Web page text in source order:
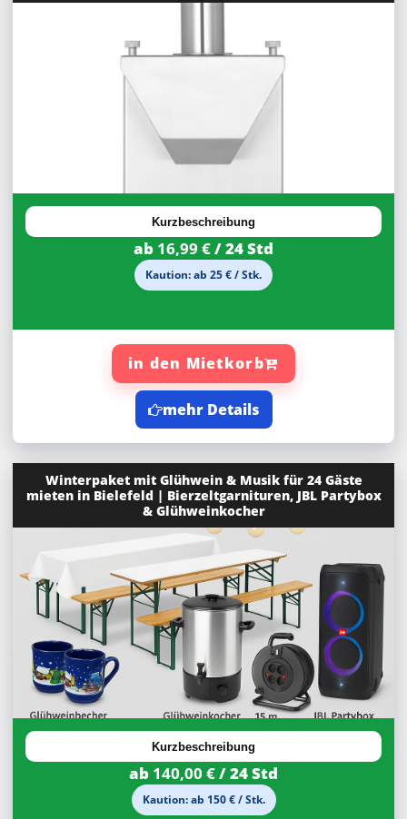
30%
Rabatt Kurzbeschreibung
ab 16,99 €/ 24 Std
Kaution: ab 25 € / Stk.
in den Mietkorb
mehr Details
Winterpaket mit Glühwein & Musik für 24 Gäste
mieten in Bielefeld | Bierzeltgarnituren, JBL Partybox
& Glühweinkocher
Kurzbeschreibung
ab 140,00 €/ 24 Std
Kaution: ab 150 € / Stk.